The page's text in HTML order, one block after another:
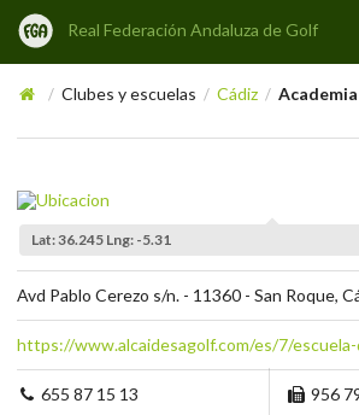
Real Federación Andaluza de Golf
/ Clubes y escuelas / Cádiz /
Lat: 36.245 Lng: -5.31
Avd Pablo Cerezo s/n. - 11360 - San Roque,
https://www.alcaidesagolf.com/es/7/
655 87 15 13 956